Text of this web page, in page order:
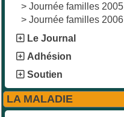
> Journée familles 2005
> Journée familles 2006
Le Journal
Adhésion
Soutien
LA MALADIE